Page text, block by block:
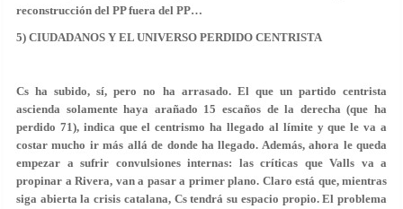
reconstrucción del PP fuera del PP…
5) CIUDADANOS Y EL UNIVERSO PERDIDO CENTRISTA
Cs ha subido, sí, pero no ha arrasado. El que un partido centrista
ascienda solamente haya arañado 15 escaños de la derecha (que ha
perdido 71), indica que el centrismo ha llegado al límite y que le va a
costar mucho ir más allá de donde ha llegado. Además, ahora le queda
empezar a sufrir convulsiones internas: las críticas que Valls va a
propinar a Rivera, van a pasar a primer plano. Claro está que, mientras
siga abierta la crisis catalana, Cs tendrá su espacio propio. El problema